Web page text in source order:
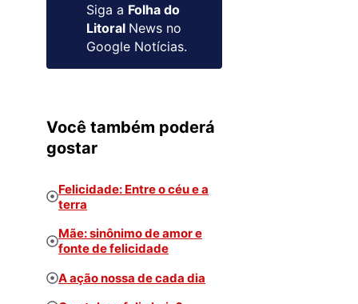
Siga a Folha do
Litoral News no
Google Notícias.
Você também poderá
gostar
Felicidade: Entre o céu e a
terra
Mãe: sinônimo de amor e
fonte de felicidade
A ação nossa de cada dia